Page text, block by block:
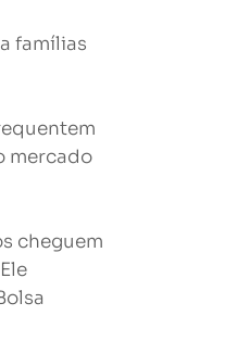
famílias
mercado
cheguem